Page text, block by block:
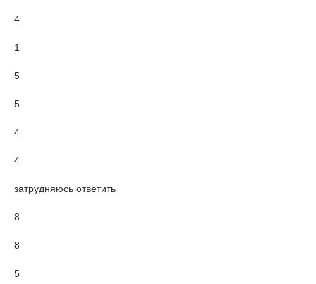
4
1
5
5
4
4
затрудняюсь ответить
8
8
5